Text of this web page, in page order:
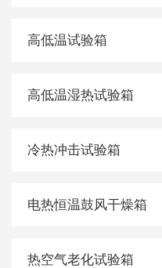
高低温试验箱
高低温湿热试验箱
冷热冲击试验箱
电热恒温鼓风干燥箱
热空气老化试验箱